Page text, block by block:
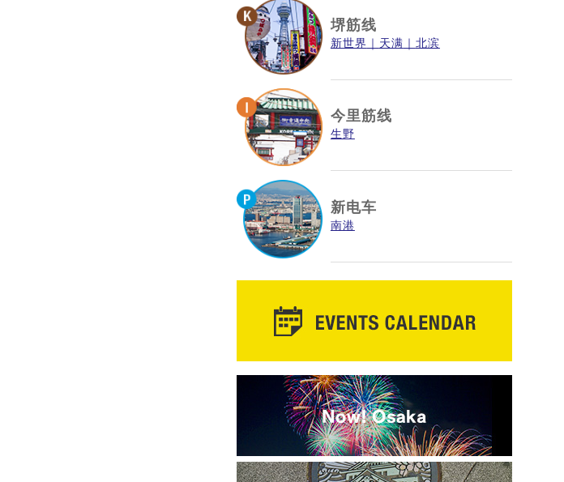
堺筋线
新世界 天满 北滨
今里筋线
生野
新电车
南港